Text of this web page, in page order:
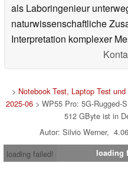
als Laboringenieur
naturwissenschaftliche
Interpretation komplexer
> Notebook Test, Laptop Test und
2025-06> WP55 Pro: 5G-Rugged-
512 GByte ist in
Autor: Silvio Werner,
loading failed!
loading